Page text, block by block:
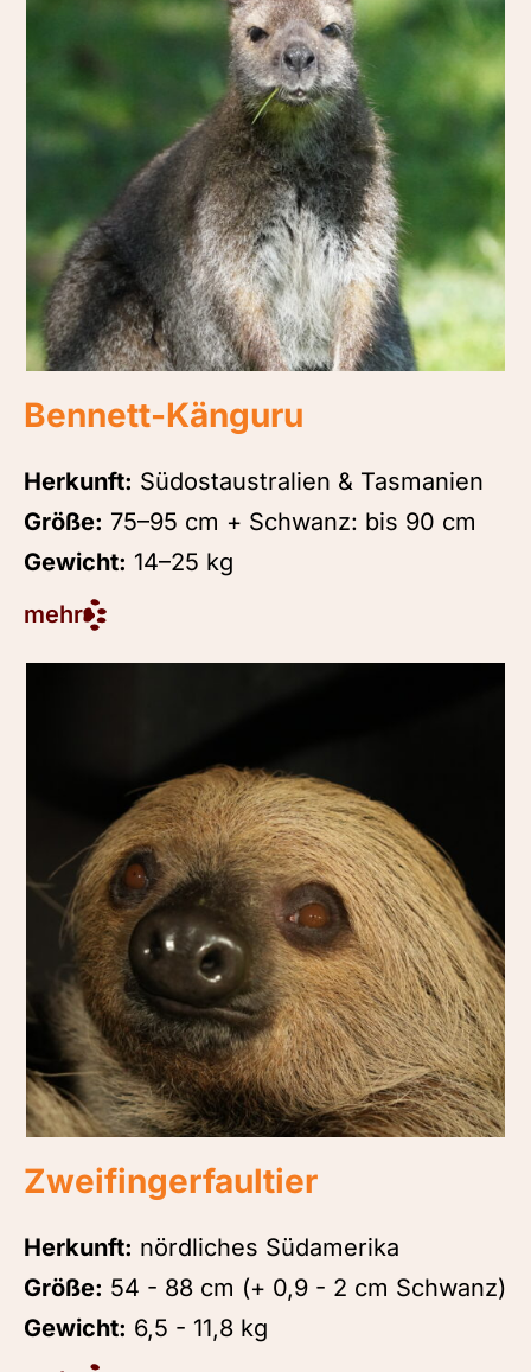
Bennett-Känguru
Herkunft: Südostaustralien & Tasmanien
Größe: 75–95 cm + Schwanz: bis 90 cm
Gewicht: 14–25 kg
mehr
Zweifingerfaultier
Herkunft: nördliches Südamerika
Größe: 54 - 88 cm (+ 0,9 - 2 cm Schwanz)
Gewicht: 6,5 - 11,8 kg